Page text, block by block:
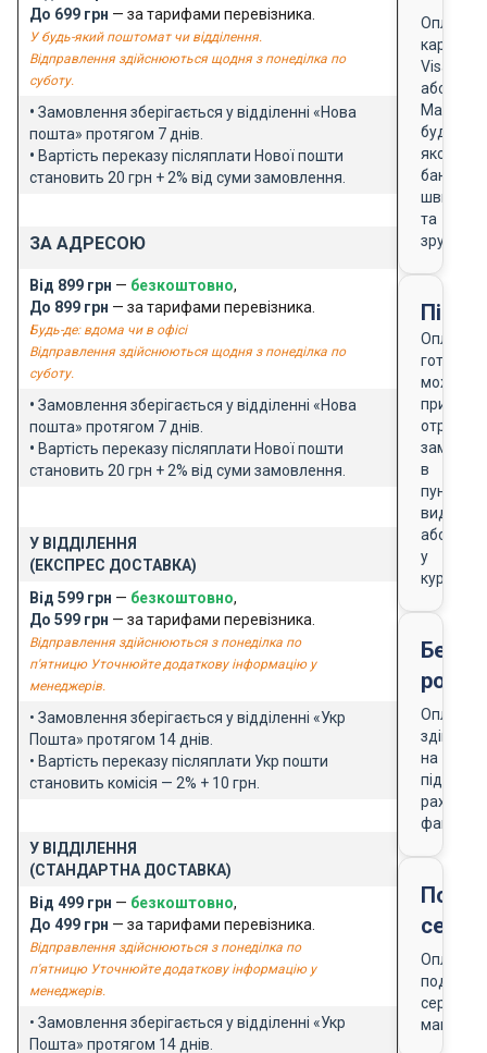
До 699 грн — за тарифами перевізника.
У будь-який поштомат чи відділення.
Відправлення здійснюються щодня з понеділка по
суботу.
• Замовлення зберігається у відділенні «Нова
пошта» протягом 7 днів.
• Вартість переказу післяплати Нової пошти
становить 20 грн + 2% від суми замовлення.
ЗА АДРЕСОЮ
Від 899 грн — безкоштовно,
До 899 грн — за тарифами перевізника.
Будь-де: вдома чи в офісі
Відправлення здійснюються щодня з понеділка по
суботу.
• Замовлення зберігається у відділенні «Нова
пошта» протягом 7 днів.
• Вартість переказу післяплати Нової пошти
становить 20 грн + 2% від суми замовлення.
У ВІДДІЛЕННЯ
(ЕКСПРЕС ДОСТАВКА)
Від 599 грн — безкоштовно,
До 599 грн — за тарифами перевізника.
Відправлення здійснюються з понеділка по
п'ятницю Уточнюйте додаткову інформацію у
менеджерів.
• Замовлення зберігається у відділенні «Укр
Пошта» протягом 14 днів.
• Вартість переказу післяплати Укр пошти
становить комісія — 2% + 10 грн.
У ВІДДІЛЕННЯ
(СТАНДАРТНА ДОСТАВКА)
Від 499 грн — безкоштовно,
До 499 грн — за тарифами перевізника.
Відправлення здійснюються з понеділка по
п'ятницю Уточнюйте додаткову інформацію у
менеджерів.
• Замовлення зберігається у відділенні «Укр
Пошта» протягом 14 днів.
Оплата
карткою
Visa
або
будь-
якого
банку
швидко
та
зручно
Оплата
готівкою
можлива
при
в
пункті
видачі
або
у
кур'єра
Оплата
на
підставі
рахунку-
фактури
Оплата
магазину